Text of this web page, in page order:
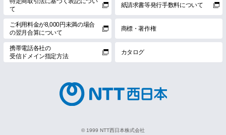
て
紙請求書等発行手数料について
ご利用料金が8,000円未満の場合
の翌月合算について
商標・著作権
携帯電話各社の
受信ドメイン指定方法
カタログ
© 1999 NTT西日本株式会社